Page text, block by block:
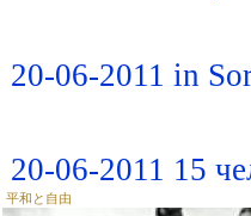
20-06-2011 in
20-06-2011 15
平和と自由